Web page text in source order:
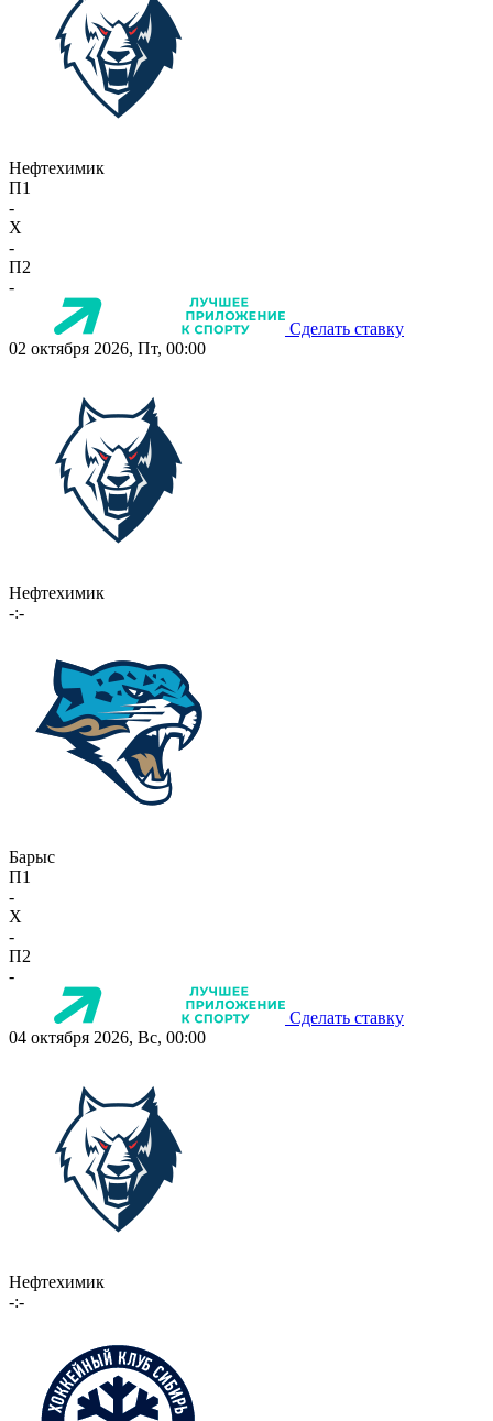
Нефтехимик
П1
-
X
-
П2
-
Сделать ставку
02 октября 2026, Пт, 00:00
Нефтехимик
-:-
Барыс
П1
-
X
-
П2
-
Сделать ставку
04 октября 2026, Вс, 00:00
Нефтехимик
-:-